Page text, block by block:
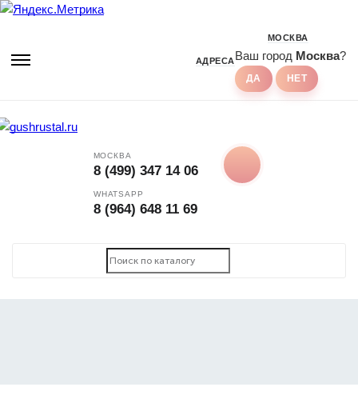
АДРЕСА
МОСКВА
Ваш город Москва?
МОСКВА
8 (499) 347 14 06
WHATSAPP
8 (964) 648 11 69